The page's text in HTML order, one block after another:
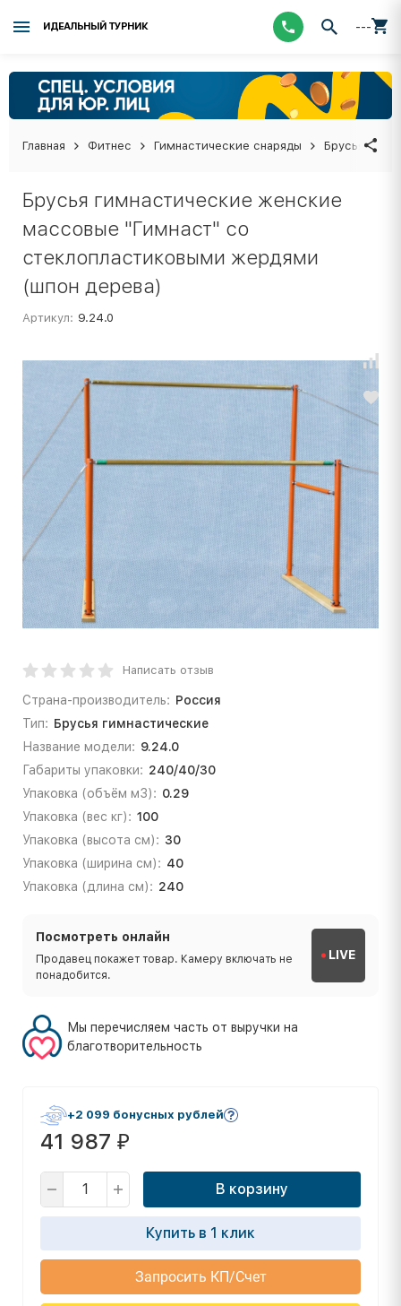
ИДЕАЛЬНЫЙ ТУРНИК ---
Главная Фитнес Гимнастические снаряды Брусья
Брусья гимнастические женские
массовые "Гимнаст" со
стеклопластиковыми жердями
(шпон дерева)
Артикул: 9.24.0
Написать отзыв
Страна-производитель: Россия
Тип: Брусья гимнастические
Название модели: 9.24.0
Габариты упаковки: 240/40/30
Упаковка (объём м3): 0.29
Упаковка (вес кг): 100
Упаковка (высота см): 30
Упаковка (ширина см): 40
Упаковка (длина см): 240
Посмотреть онлайн
Продавец покажет товар. Камеру включать не
понадобится.
LIVE
Мы перечисляем часть от выручки на
благотворительность
+2 099 бонусных рублей
41 987 ₽
В корзину
Купить в 1 клик
Запросить КП/Счет